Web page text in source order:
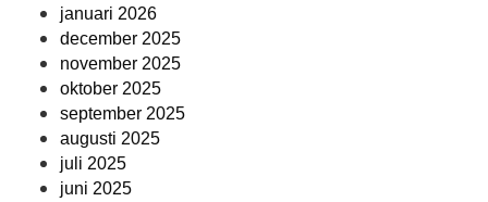
januari 2026
december 2025
november 2025
oktober 2025
september 2025
augusti 2025
juli 2025
juni 2025